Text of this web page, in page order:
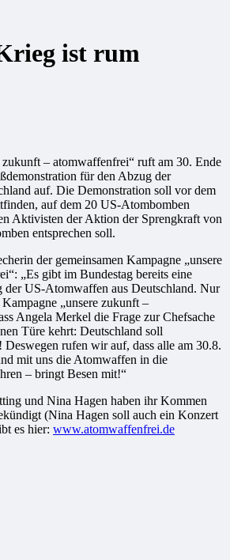
ist rum
– atomwaffenfrei“ ruft am 30. Ende
für den Abzug der
auf. Die Demonstration soll vor dem
auf dem 20 US-Atombomben
Aktivisten der Aktion der Sprengkraft von
entsprechen soll.
der gemeinsamen Kampagne „unsere
„Es gibt im Bundestag bereits eine
der US-Atomwaffen aus Deutschland. Nur
„unsere zukunft –
Angela Merkel die Frage zur Chefsache
Türe kehrt: Deutschland soll
rufen wir auf, dass alle am 30.8.
mit uns die Atomwaffen in die
– bringt Besen mit!“
und Nina Hagen haben ihr Kommen
(Nina Hagen soll auch ein Konzert
es hier: www.atomwaffenfrei.de